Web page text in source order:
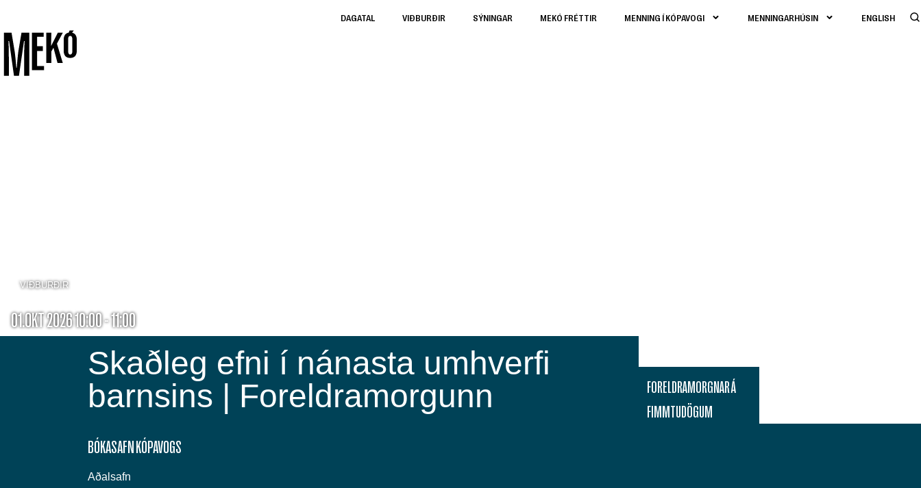
DAGATAL VIÐBURÐIR SÝNINGAR MEKÓ FRÉTTIR MENNING Í KÓPAVOGI MENNINGARHÚSIN ENGLISH
VIÐBURÐIR
01.OKT 2026 10:00 - 11:00
Skaðleg efni í nánasta umhverfi
barnsins | Foreldramorgunn
FORELDRAMORGNAR Á
FIMMTUDÖGUM
BÓKASAFN KÓPAVOGS
Aðalsafn